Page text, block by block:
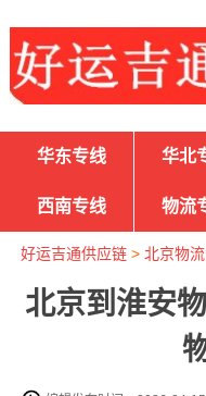
华东专线 华北
西南专线 物流
好运吉通供应链> 北京物
北京到淮安